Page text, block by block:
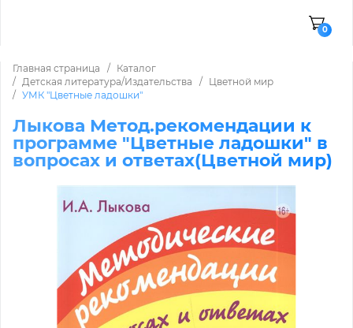
0
Главная страница
Каталог
Детская литература/Издательства
Цветной мир
УМК "Цветные ладошки"
Лыкова Метод.рекомендации к
программе "Цветные ладошки" в
вопросах и ответах(Цветной мир)